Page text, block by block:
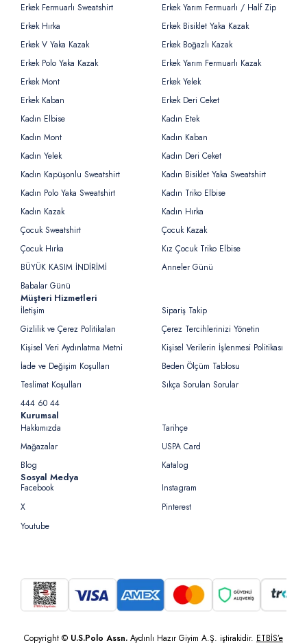
Erkek Fermuarlı Sweatshirt
Erkek Yarım Fermuarlı / Half Zip
Erkek Hırka
Erkek Bisiklet Yaka Kazak
Erkek V Yaka Kazak
Erkek Boğazlı Kazak
Erkek Polo Yaka Kazak
Erkek Yarım Fermuarlı Kazak
Erkek Mont
Erkek Yelek
Erkek Kaban
Erkek Deri Ceket
Kadın Elbise
Kadın Etek
Kadın Mont
Kadın Kaban
Kadın Yelek
Kadın Deri Ceket
Kadın Kapüşonlu Sweatshirt
Kadın Bisiklet Yaka Sweatshirt
Kadın Polo Yaka Sweatshirt
Kadın Triko Elbise
Kadın Kazak
Kadın Hırka
Çocuk Sweatshirt
Çocuk Kazak
Çocuk Hırka
Kız Çocuk Triko Elbise
BÜYÜK KASIM İNDİRİMİ
Anneler Günü
Babalar Günü
Müşteri Hizmetleri
İletişim
Sipariş Takip
Gizlilik ve Çerez Politikaları
Çerez Tercihlerinizi Yönetin
Kişisel Veri Aydınlatma Metni
Kişisel Verilerin İşlenmesi Politikası
İade ve Değişim Koşulları
Beden Ölçüm Tablosu
Teslimat Koşulları
Sıkça Sorulan Sorular
444 60 44
Kurumsal
Hakkımızda
Tarihçe
Mağazalar
USPA Card
Blog
Katalog
Sosyal Medya
Facebook
Instagram
X
Pinterest
Youtube
Copyright © U.S.Polo Assn. Aydınlı Hazır Giyim A.Ş. iştirakidir. ETBİS’e